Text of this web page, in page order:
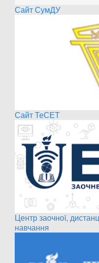
Сайт СумДУ
Сайт ТеСЕТ
Центр заочної,
навчання